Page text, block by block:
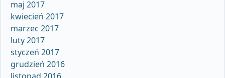
maj 2017
kwiecień 2017
marzec 2017
luty 2017
styczeń 2017
grudzień 2016